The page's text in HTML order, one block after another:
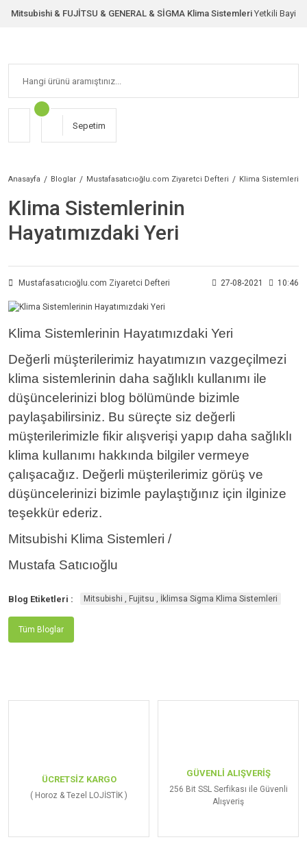
Mitsubishi & FUJİTSU & GENERAL & SİGMA Klima Sistemleri Yetkili Bayi
Sepetim
Anasayfa Bloglar Mustafasatıcıoğlu.com Ziyaretci Defteri Klima
Klima Sistemlerinin
Hayatımızdaki Yeri
Mustafasatıcıoğlu.com Ziyaretci Defteri 27-08-2021 10:46
Klima Sistemlerinin Hayatımızdaki Yeri
Değerli müşterilerimiz hayatımızın vazgeçilmezi
klima sistemlerinin daha sağlıklı kullanımı ile
düşüncelerinizi blog bölümünde bizimle
paylaşabilirsiniz. Bu süreçte siz değerli
müşterilerimizle fikir alışverişi yapıp daha sağlıklı
klima kullanımı hakkında bilgiler vermeye
çalışacağız. Değerli müşterilerimiz görüş ve
düşüncelerinizi bizimle paylaştığınız için ilginize
teşekkür ederiz.
Mitsubishi Klima Sistemleri /
Mustafa Satıcıoğlu
Blog Etiketleri : Mitsubishi , Fujitsu , İklimsa Sigma Klima Sistemleri
Tüm Bloglar
ÜCRETSİZ KARGO
( Horoz & Tezel LOJİSTİK )
GÜVENLİ ALIŞVERİŞ
256 Bit SSL Serfikası ile Güvenli
Alışveriş